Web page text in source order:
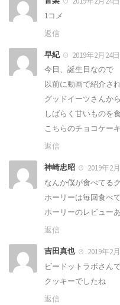
1コメ
返信
早紀
2019年2月24
今日、誕生日なので
以前に動画で紹介さ
グッドイーツさんか
しばらく甘いものを
こちらのチョコケー
返信
神崎忠昭
2019年2
なんか僕が食べてる
ホーリーは毎回食べ
ホーリーのレビュー
返信
吉田真也
2019年2
ビードットラボさん
クッキーでしたね
返信